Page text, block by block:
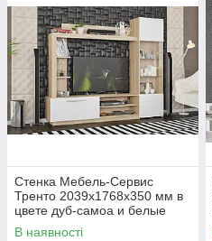
Стенка Мебель-Сервис
Тренто 2039х1768х350 мм в
цвете дуб-самоа и белые
фасады
В наявності